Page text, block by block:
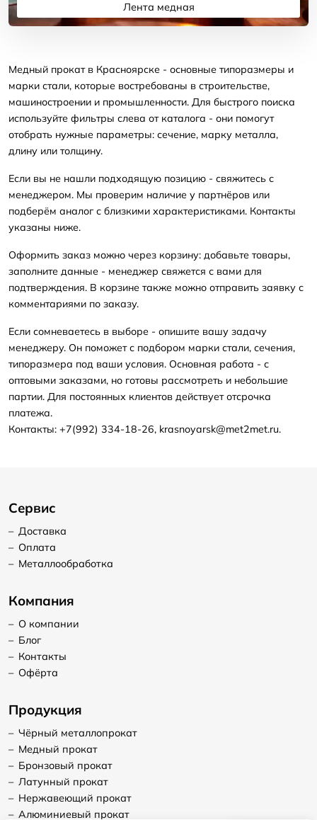
Лента медная
Подробнее
Медный прокат в Красноярске - основные типоразмеры и
марки стали, которые востребованы в строительстве,
машиностроении и промышленности. Для быстрого поиска
используйте фильтры слева от каталога - они помогут
отобрать нужные параметры: сечение, марку металла,
длину или толщину.
Если вы не нашли подходящую позицию - свяжитесь с
менеджером. Мы проверим наличие у партнёров или
подберём аналог с близкими характеристиками. Контакты
указаны ниже.
Оформить заказ можно через корзину: добавьте товары,
заполните данные - менеджер свяжется с вами для
подтверждения. В корзине также можно отправить заявку с
комментариями по заказу.
Если сомневаетесь в выборе - опишите вашу задачу
менеджеру. Он поможет с подбором марки стали, сечения,
типоразмера под ваши условия. Основная работа - с
оптовыми заказами, но готовы рассмотреть и небольшие
партии. Для постоянных клиентов действует отсрочка
платежа.
Контакты: +7(992) 334-18-26, krasnoyarsk@met2met.ru.
Сервис
– Доставка
– Оплата
– Металлообработка
Компания
– О компании
– Блог
– Контакты
– Офёрта
Продукция
– Чёрный металлопрокат
– Медный прокат
– Бронзовый прокат
– Латунный прокат
– Нержавеющий прокат
– Алюминиевый прокат